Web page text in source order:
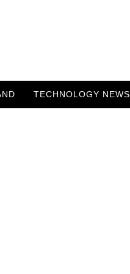
TECHNOLOGY NEWS